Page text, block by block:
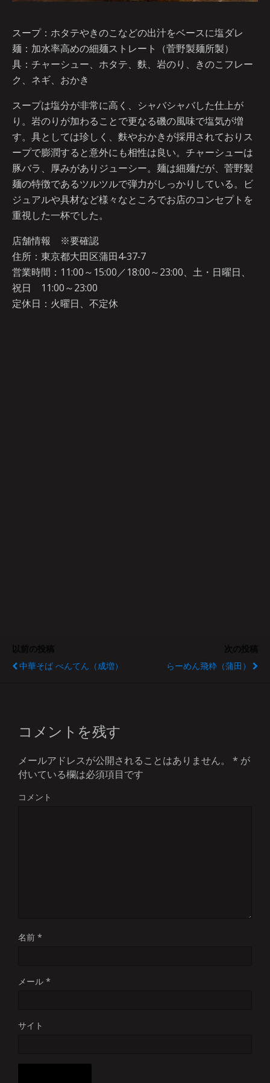
スープ：ホタテやきのこなどの出汁をベースに塩ダレ
麺：加水率高めの細麺ストレート（菅野製麺所製）
具：チャーシュー、ホタテ、麩、岩のり、きのこフレー
ク、ネギ、おかき
スープは塩分が非常に高く、シャバシャバした仕上が
り。岩のりが加わることで更なる磯の風味で塩気が増
す。具としては珍しく、麩やおかきが採用されておりス
ープで膨潤すると意外にも相性は良い。チャーシューは
豚バラ、厚みがありジューシー。麺は細麺だが、菅野製
麺の特徴であるツルツルで弾力がしっかりしている。ビ
ジュアルや具材など様々なところでお店のコンセプトを
重視した一杯でした。
店舗情報 ※要確認
住所：東京都大田区蒲田4‐37‐7
営業時間：11:00～15:00／18:00～23:00、土・日曜日、
祝日 11:00～23:00
定休日：火曜日、不定休
中華そば べんてん（成増）
らーめん飛粋（蒲田）
コメントを残す
メールアドレスが公開されることはありません。 * が
付いている欄は必須項目です
コメント
名前 *
メール *
サイト